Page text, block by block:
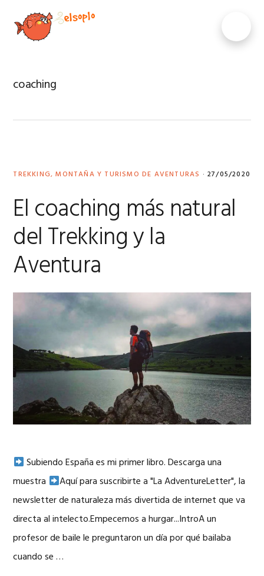
contenido
principal
coaching
TREKKING, MONTAÑA Y TURISMO DE AVENTURAS · 27/05/2020
El coaching más natural
del Trekking y la
Aventura
Subiendo España es mi primer libro. Descarga una
muestra
Aquí para suscribirte a "La AdventureLetter", la
newsletter de naturaleza más divertida de internet que va
directa al intelecto.Empecemos a hurgar...IntroA un
profesor de baile le preguntaron un día por qué bailaba
cuando se …